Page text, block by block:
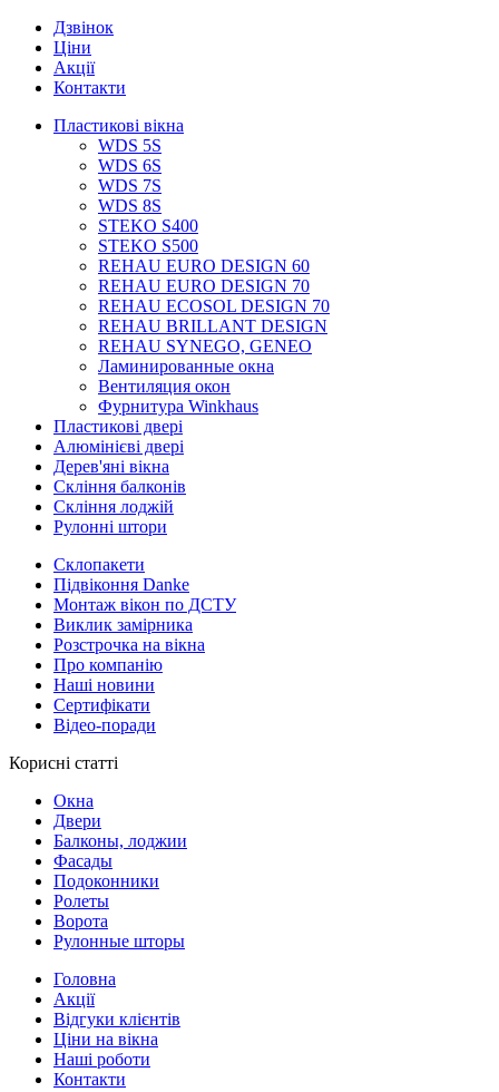
Дзвінок
Ціни
Акції
Контакти
Пластикові вікна
WDS 5S
WDS 6S
WDS 7S
WDS 8S
STEKO S400
STEKO S500
REHAU EURO DESIGN 60
REHAU EURO DESIGN 70
REHAU ECOSOL DESIGN 70
REHAU BRILLANT DESIGN
REHAU SYNEGO, GENEO
Ламинированные окна
Вентиляция окон
Фурнитура Winkhaus
Пластикові двері
Алюмінієві двері
Дерев'яні вікна
Скління балконів
Скління лоджій
Рулонні штори
Склопакети
Підвіконня Danke
Монтаж вікон по ДСТУ
Виклик замірника
Розстрочка на вікна
Про компанію
Наші новини
Сертифікати
Відео-поради
Корисні статті
Окна
Двери
Балконы, лоджии
Фасады
Подоконники
Ролеты
Ворота
Рулонные шторы
Головна
Акції
Відгуки клієнтів
Ціни на вікна
Наші роботи
Контакти